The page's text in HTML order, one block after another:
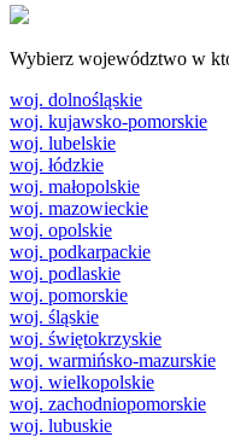
Wybierz województwo w
woj. dolnośląskie
woj. kujawsko-pomorskie
woj. lubelskie
woj. łódzkie
woj. małopolskie
woj. mazowieckie
woj. opolskie
woj. podkarpackie
woj. podlaskie
woj. pomorskie
woj. śląskie
woj. świętokrzyskie
woj. warmińsko-mazurskie
woj. wielkopolskie
woj. zachodniopomorskie
woj. lubuskie